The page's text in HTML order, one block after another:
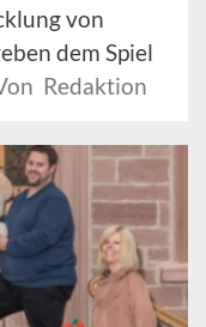
von
dem Spiel
Redaktion